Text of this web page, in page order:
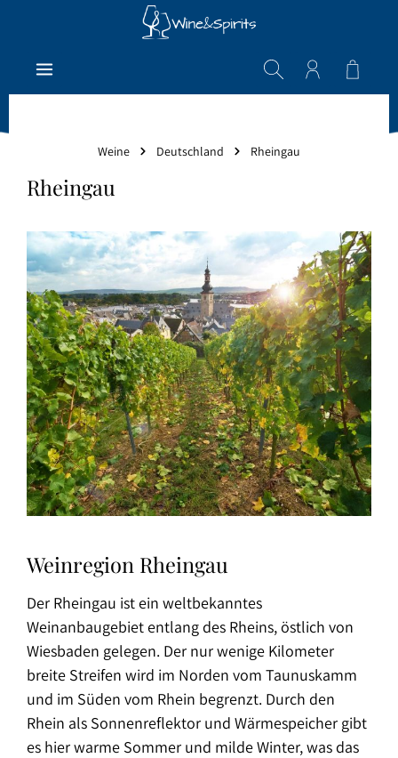
Zum Hauptinhalt springen
Weine Deutschland Rheingau
Rheingau
Weinregion Rheingau
Der Rheingau ist ein weltbekanntes
Weinanbaugebiet entlang des Rheins, östlich von
Wiesbaden gelegen. Der nur wenige Kilometer
breite Streifen wird im Norden vom Taunuskamm
und im Süden vom Rhein begrenzt. Durch den
Rhein als Sonnenreflektor und Wärmespeicher gibt
es hier warme Sommer und milde Winter, was das